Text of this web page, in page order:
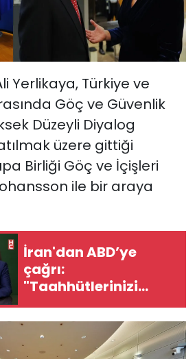
Yerlikaya, Türkiye ve
Göç ve Güvenlik
Düzeyli Diyalog
üzere gittiği
Birliği Göç ve İçişleri
ile bir araya
İran'dan ABD’ye
çağrı:
"Taahhütlerinizi
yerine getirin"